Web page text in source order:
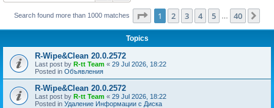
Search found more than 1000 matches Page 1of 40
1 2 3 4 5 40
Topics
R-Wipe&Clean 20.0.2572
Last post by R-tt Team « 29 Jul 2026, 18:22
Posted in Объявления
R-Wipe&Clean 20.0.2572
Last post by R-tt Team « 29 Jul 2026, 18:22
Posted in Удаление Информации с Диска